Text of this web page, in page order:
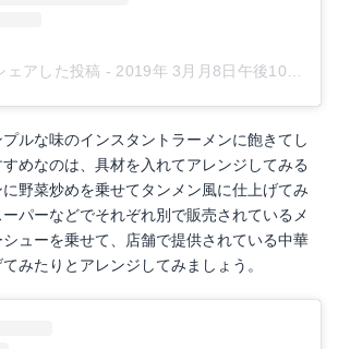
ェアした投稿 - 2019年 3月月8日午後10時30分PST
ルな味のインスタントラーメンに飽きてし
めなのは、具材を入れてアレンジしてみる
野菜炒めを乗せてタンメン風に仕上げてみ
パーなどでそれぞれ別で販売されているメ
ューを乗せて、店舗で提供されている中華
みたりとアレンジしてみましょう。